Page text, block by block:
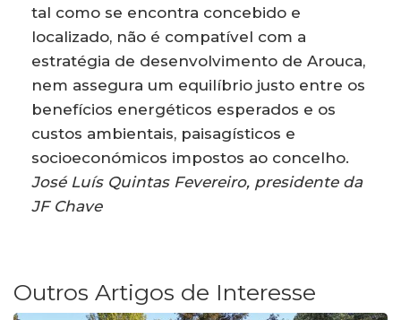
tal como se encontra concebido e
localizado, não é compatível com a
estratégia de desenvolvimento de Arouca,
nem assegura um equilíbrio justo entre os
benefícios energéticos esperados e os
custos ambientais, paisagísticos e
socioeconómicos impostos ao concelho.
José Luís Quintas Fevereiro, presidente da
JF Chave
Outros Artigos de Interesse